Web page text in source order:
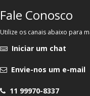
Fale Conosco
Utilize os canais abaixo para
Iniciar um chat
Envie-nos um e-mail
11 99970-8337